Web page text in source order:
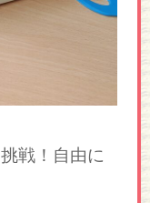
戦！自由に